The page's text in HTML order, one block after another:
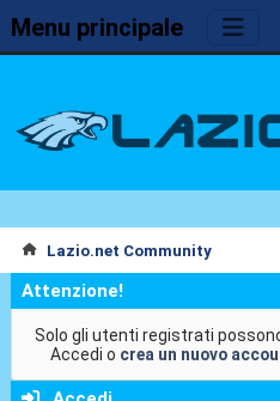
Menu principale
Lazio.net Community
Attenzione!
Solo gli utenti registrati
Accedi o crea un nuovo